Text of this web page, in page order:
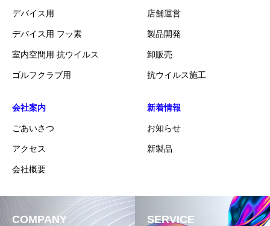
デバイス用
デバイス用 フッ素
室内空間用 抗ウイルス
ゴルフクラブ用
店舗運営
製品開発
卸販売
抗ウイルス施工
会社案内
ごあいさつ
アクセス
会社概要
新着情報
お知らせ
新製品
COMPANY SERVICE